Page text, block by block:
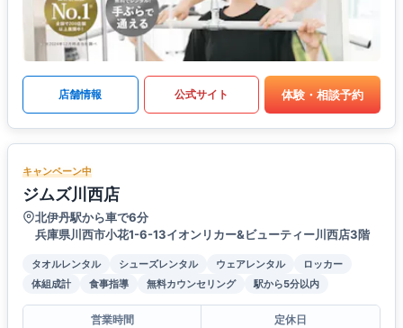
店舗情報 公式サイト 体験・相談予約
キャンペーン中
ジムズ川西店
北伊丹駅から車で6分
兵庫県川西市小花1-6-13イオンリカー&ビューティー川西店3階
タオルレンタル シューズレンタル ウェアレンタル
ロッカー
体組成計
食事指導 無料カウンセリング 駅から5分以内
営業時間
定休日